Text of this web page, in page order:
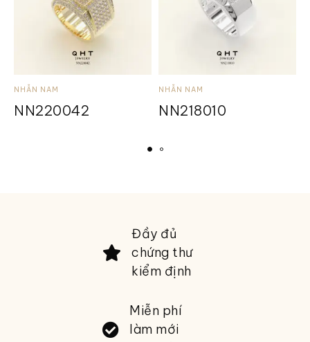
NHẪN NAM
NN220042
NHẪN NAM
NN218010
Đầy đủ
chứng thư
kiểm định
Miễn phí
làm mới